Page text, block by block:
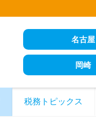
名古屋
岡崎
税務トピックス